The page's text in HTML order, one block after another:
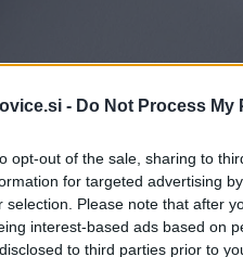
- Do Not Process
opt-out of the sale, sharing to
for targeted advertising
selection. Please note that after
interest-based ads based on
to third parties prior to